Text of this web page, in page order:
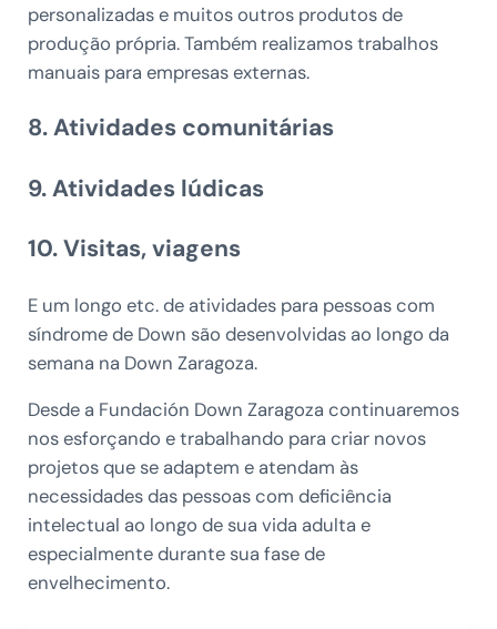
personalizadas e muitos outros produtos de
produção própria. Também realizamos trabalhos
manuais para empresas externas.
8. Atividades comunitárias
9. Atividades lúdicas
10. Visitas, viagens
E um longo etc. de atividades para pessoas com
síndrome de Down são desenvolvidas ao longo da
semana na Down Zaragoza.
Desde a Fundación Down Zaragoza continuaremos
nos esforçando e trabalhando para criar novos
projetos que se adaptem e atendam às
necessidades das pessoas com deficiência
intelectual ao longo de sua vida adulta e
especialmente durante sua fase de
envelhecimento.